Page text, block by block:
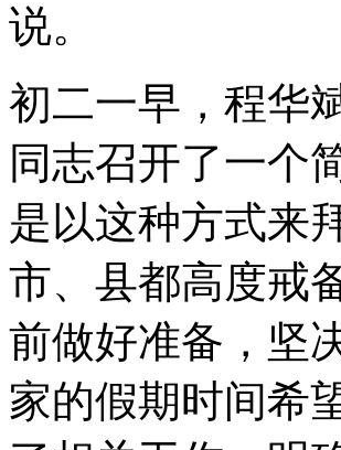
说。
初二一早，程华
同志召开了一个
是以这种方式来
市、县都高度戒
前做好准备，坚
家的假期时间希